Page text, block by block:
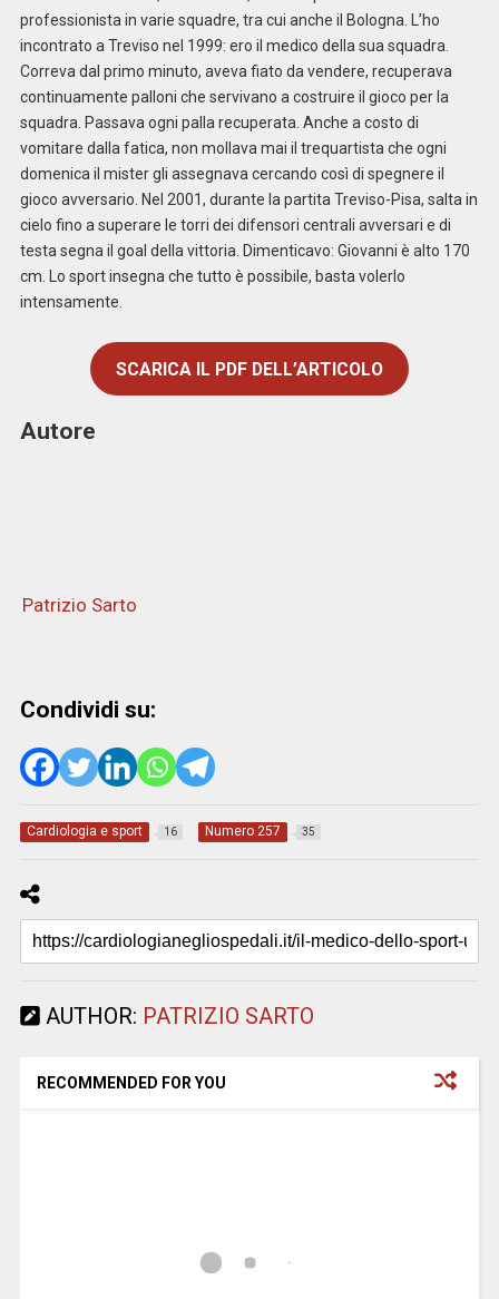
professionista in varie squadre, tra cui anche il Bologna. L’ho
incontrato a Treviso nel 1999: ero il medico della sua squadra.
Correva dal primo minuto, aveva fiato da vendere, recuperava
continuamente palloni che servivano a costruire il gioco per la
squadra. Passava ogni palla recuperata. Anche a costo di
vomitare dalla fatica, non mollava mai il trequartista che ogni
domenica il mister gli assegnava cercando così di spegnere il
gioco avversario. Nel 2001, durante la partita Treviso-Pisa, salta in
cielo fino a superare le torri dei difensori centrali avversari e di
testa segna il goal della vittoria. Dimenticavo: Giovanni è alto 170
cm. Lo sport insegna che tutto è possibile, basta volerlo
intensamente.
SCARICA IL PDF DELL’ARTICOLO
Autore
Patrizio Sarto
Condividi su:
Cardiologia e sport 16 Numero 257 35
AUTHOR: PATRIZIO SARTO
RECOMMENDED FOR YOU